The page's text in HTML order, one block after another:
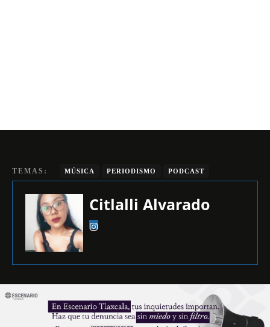
TEMAS: MÚSICA PERIODISMO PODCAST
Citlalli Alvarado